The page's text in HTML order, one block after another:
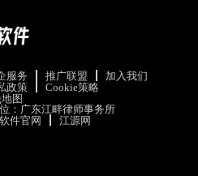
服务 推广联盟
加入我们
政策
Cookie策略
地图
：广东江畔律师事务所
件官网 江源网